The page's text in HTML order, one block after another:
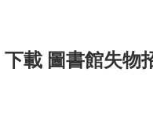
下載 圖書館失物